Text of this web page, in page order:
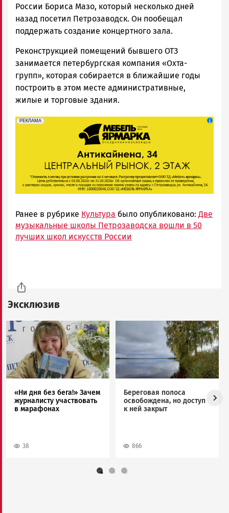
России Бориса Мазо, который несколько дней
назад посетил Петрозаводск. Он пообещал
поддержать создание концертного зала.
Реконструкцией помещений бывшего ОТЗ
занимается петербургская компания «Охта-
групп», которая собирается в ближайшие годы
построить в этом месте административные,
жилые и торговые здания.
erid: 2SDnjeFymr3
РЕКЛАМА
Реклама
Ранее в рубрике Культура было опубликовано: Две
музыкальные школы Петрозаводска вошли в 50
лучших школ искусств России
Эксклюзив
Image
«Ни дня без бега!» Зачем
журналисту участвовать
в марафонах
38
Береговая полоса
освобождена, но доступ
к ней закрыт
866